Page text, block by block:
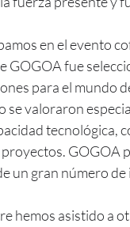
en el evento
GOGOA fue
para el mundo
se valoraron
tecnológica,
GOGOA
un gran número
hemos asistido a